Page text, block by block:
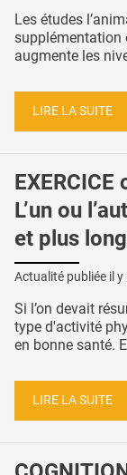
Les études
supplémentation
augmente les
LIRE LA SUITE
EXERCICE
L’un ou
et plus
Actualité publiée il y
Si l’on devait
type d'activité
en bonne santé.
LIRE LA SUITE